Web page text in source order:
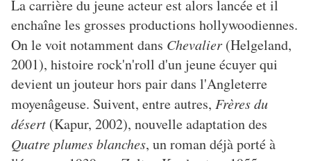
La carrière du jeune acteur est alors lancée et il
enchaîne les grosses productions hollywoodiennes.
On le voit notamment dans Chevalier (Helgeland,
2001), histoire rock'n'roll d'un jeune écuyer qui
devient un jouteur hors pair dans l'Angleterre
moyenâgeuse. Suivent, entre autres, Frères du
désert (Kapur, 2002), nouvelle adaptation des
Quatre plumes blanches, un roman déjà porté à